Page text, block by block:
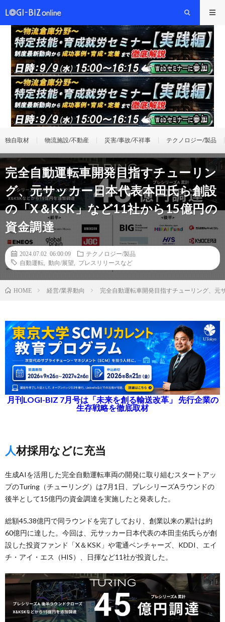
独自取材 物流施設/不動産 災害/事故/不祥事 テクノロジー/製品
完全自動運転車開発目指すチューリン
グ、元サッカー日本代表本田氏ら創設
の「X＆KSK」など11社から15億円の
資金調達
2024.07.02 06:00:09
テクノロジー/製品
自動運転
動向/展望 プレスリリースなど
HOME 経営/業界動向 完全自動運転車開発目指すチューリング、元
月刊LOGI-BIZ 7月号は「未来を創る輸送改革」 先行企業の
生存戦略を徹底取材
人材採用などに充当
生成AIを活用した完全自動運転車両の開発に取り組むスタートアッ
プのTuring（チューリング）は7月1日、プレシリーズAラウンドの
後半として15億円の資金調達を実施したと発表した。
総額45.38億円で同ラウンドを完了しており、創業以来の累計は約
60億円に達した。今回は、元サッカー日本代表の本田圭佑氏らが創
設した投資ファンド「X＆KSK」や電通ベンチャーズ、KDDI、エイ
チ・アイ・エス（HIS）、日揮など11社が投資した。